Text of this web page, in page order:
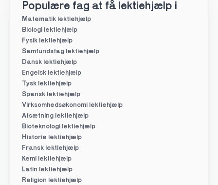
Populære fag at få lektiehjælp i
Matematik lektiehjælp
Biologi lektiehjælp
Fysik lektiehjælp
Samfundsfag lektiehjælp
Dansk lektiehjælp
Engelsk lektiehjælp
Tysk lektiehjælp
Spansk lektiehjælp
Virksomhedsøkonomi lektiehjælp
Afsætning lektiehjælp
Bioteknologi lektiehjælp
Historie lektiehjælp
Fransk lektiehjælp
Kemi lektiehjælp
Latin lektiehjælp
Religion lektiehjælp